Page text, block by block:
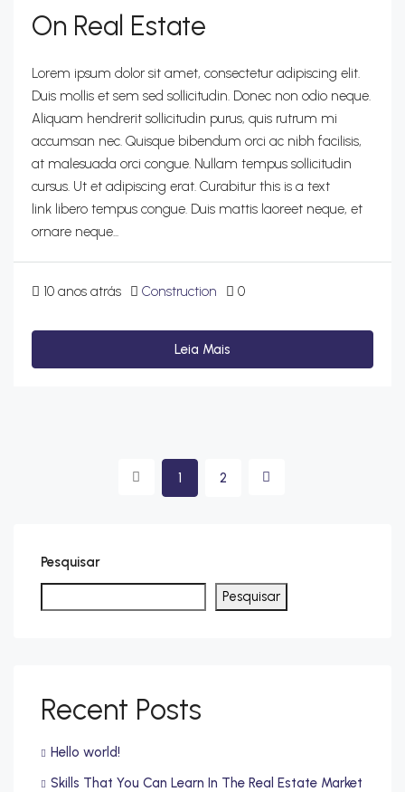
On Real Estate
Lorem ipsum dolor sit amet, consectetur adipiscing elit.
Duis mollis et sem sed sollicitudin. Donec non odio neque.
Aliquam hendrerit sollicitudin purus, quis rutrum mi
accumsan nec. Quisque bibendum orci ac nibh facilisis,
at malesuada orci congue. Nullam tempus sollicitudin
cursus. Ut et adipiscing erat. Curabitur this is a text
link libero tempus congue. Duis mattis laoreet neque, et
ornare neque...
10 anos atrás Construction 0
Leia Mais
1 2
Pesquisar
Pesquisar
Recent Posts
Hello world!
Skills That You Can Learn In The Real Estate Market